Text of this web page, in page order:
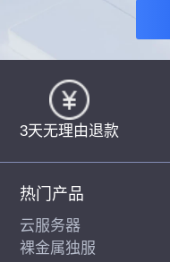
3天无理由退款
热门产品
云服务器
裸金属独服